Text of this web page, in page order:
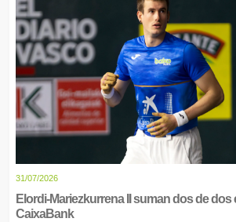
31/07/2026
Elordi-Mariezkurrena II suman dos de dos
CaixaBank